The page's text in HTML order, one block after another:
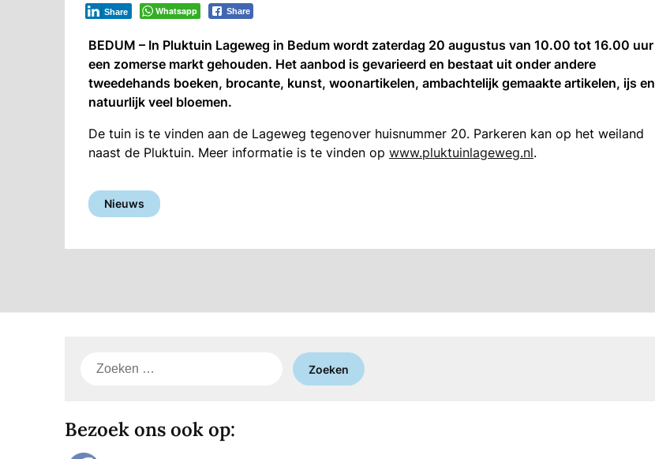
Whatsapp Share
Share
BEDUM – In Pluktuin Lageweg in Bedum wordt zaterdag 20 augustus van 10.00 tot 16.00 uur
een zomerse markt gehouden. Het aanbod is gevarieerd en bestaat uit onder andere
tweedehands boeken, brocante, kunst, woonartikelen, ambachtelijk gemaakte artikelen, ijs en
natuurlijk veel bloemen.
De tuin is te vinden aan de Lageweg tegenover huisnummer 20. Parkeren kan op het weiland
naast de Pluktuin. Meer informatie is te vinden op www.pluktuinlageweg.nl.
Nieuws
Zoeken
Bezoek ons ook op: